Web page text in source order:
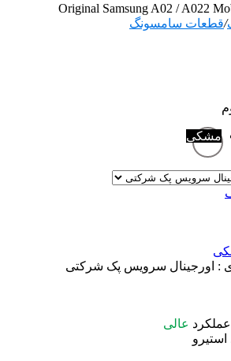
Original Samsung A02 / A022
/قطعات سامسونگ
مشکی
: اورجینال سرویس پک شرکتی
عملکرد عالی